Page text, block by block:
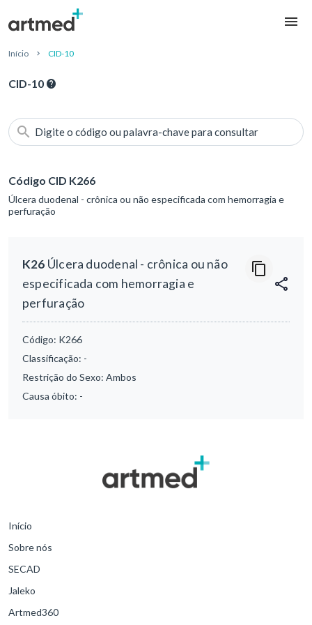
Início CID-10
CID-10
Digite o código ou palavra-chave para consultar
Código CID K266
Úlcera duodenal - crônica ou não especificada com hemorragia e
perfuração
K26 Úlcera duodenal - crônica ou não
especificada com hemorragia e
perfuração
Código: K266
Classificação: -
Restrição do Sexo: Ambos
Causa óbito: -
Início
Sobre nós
SECAD
Jaleko
Artmed360